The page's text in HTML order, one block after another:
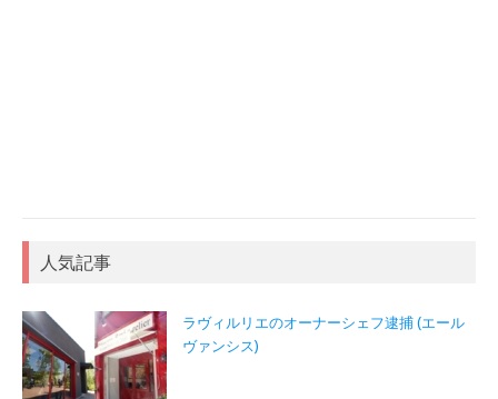
人気記事
ラヴィルリエのオーナーシェフ逮捕 (エール
ヴァンシス)